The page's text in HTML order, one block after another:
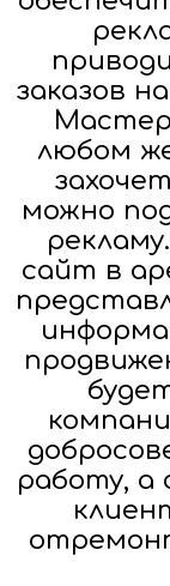
заказов
любом
можно
сайт в
работу, а